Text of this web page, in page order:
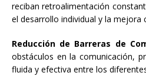
reciban retroalimentación
el desarrollo individual y la mejora
Reducción de Barreras de
obstáculos en la comunicación,
fluida y efectiva entre los